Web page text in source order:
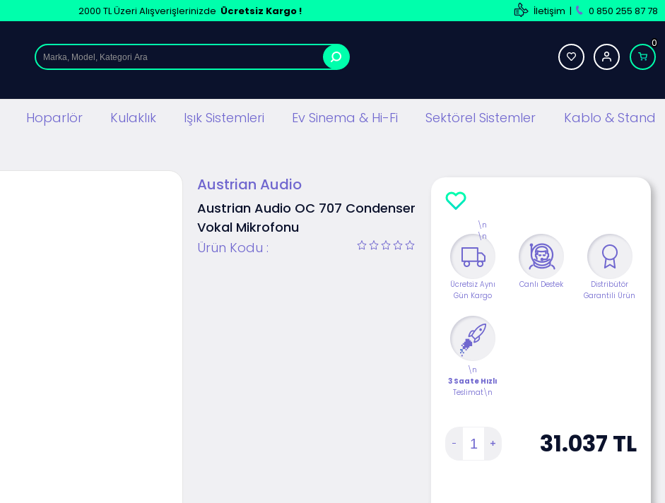
2000 TL Üzeri Alışverişlerinizde Ücretsiz Kargo ! İletişim | 0 850 255 87 78
0
Hoparlör Kulaklık Işık Sistemleri Ev Sinema & Hi-Fi Sektörel Sistemler Kablo & Stand
Austrian Audio
Austrian Audio OC 707 Condenser
Vokal Mikrofonu
Ürün Kodu :
Ücretsiz Aynı
Gün Kargo
Canlı Destek
Distribütör
Garantili Ürün
\n
3 Saate Hızlı
Teslimat\n
\n
\n
31.037 TL